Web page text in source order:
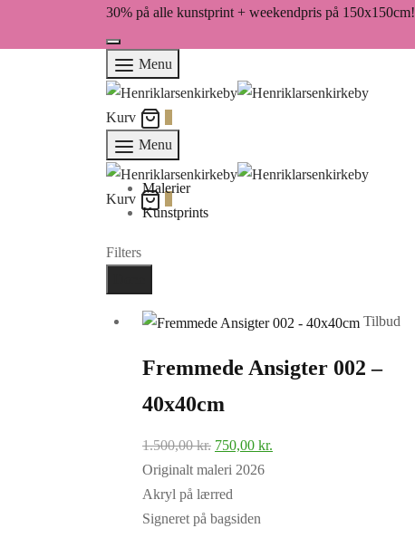
30% på alle kunstprint + weekendpris på 150x150cm!
Menu
Kurv
Menu
Kurv
Malerier
Kunstprints
Filters
Tilbud
Fremmede Ansigter 002 –
40x40cm
1.500,00kr. Den
oprindelige
pris
var:
750,00 kr.
Originalt maleri 2026
Akryl på lærred
Signeret på bagsiden